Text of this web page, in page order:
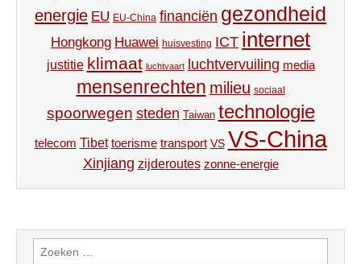
energie EU EU-China financiën gezondheid
Hongkong Huawei huisvesting ICT internet
justitie klimaat luchtvaart luchtvervuiling media
mensenrechten milieu sociaal
spoorwegen steden Taiwan technologie
telecom Tibet toerisme transport VS VS-China
Xinjiang zijderoutes zonne-energie
Zoeken